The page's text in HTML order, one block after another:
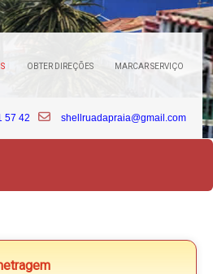
OBTER DIREÇÕES MARCAR SERVIÇO
57 42 shellruadapraia@gmail.com